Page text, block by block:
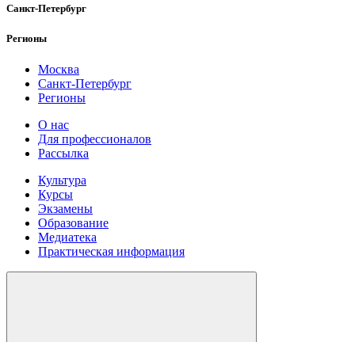
Санкт-Петербург
Регионы
Москва
Санкт-Петербург
Регионы
О нас
Для профессионалов
Рассылка
Культура
Курсы
Экзамены
Образование
Медиатека
Практическая информация